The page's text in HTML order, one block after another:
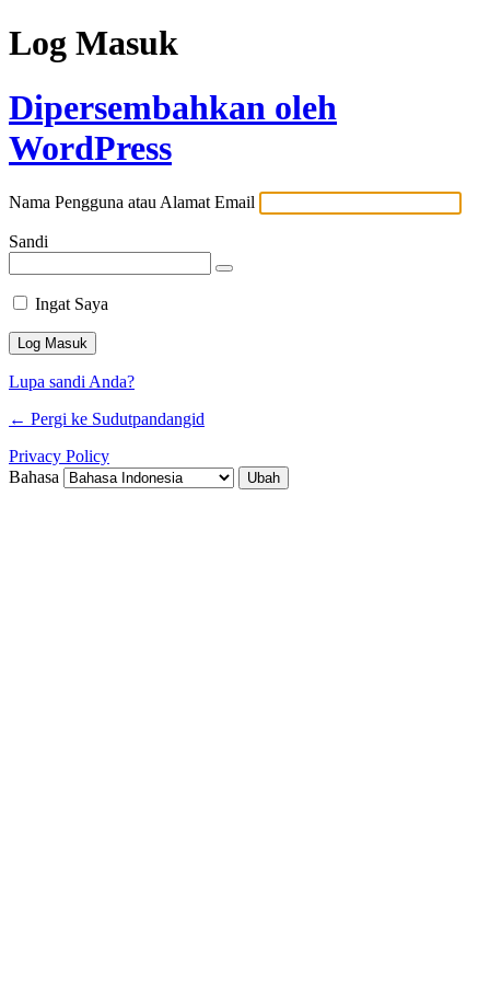
Log Masuk
Dipersembahkan oleh
WordPress
Nama Pengguna atau Alamat Email
Sandi
Ingat Saya
Lupa sandi Anda?
← Pergi ke Sudutpandangid
Privacy Policy
Bahasa